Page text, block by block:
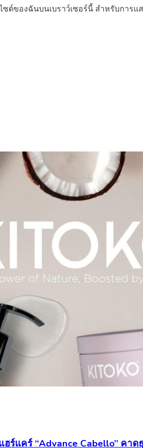
ซต์ของฉันบนเบราว์เซอร์นี้ สำหรับการแ
ฮร์แคร์ “Advance Cabello” ค